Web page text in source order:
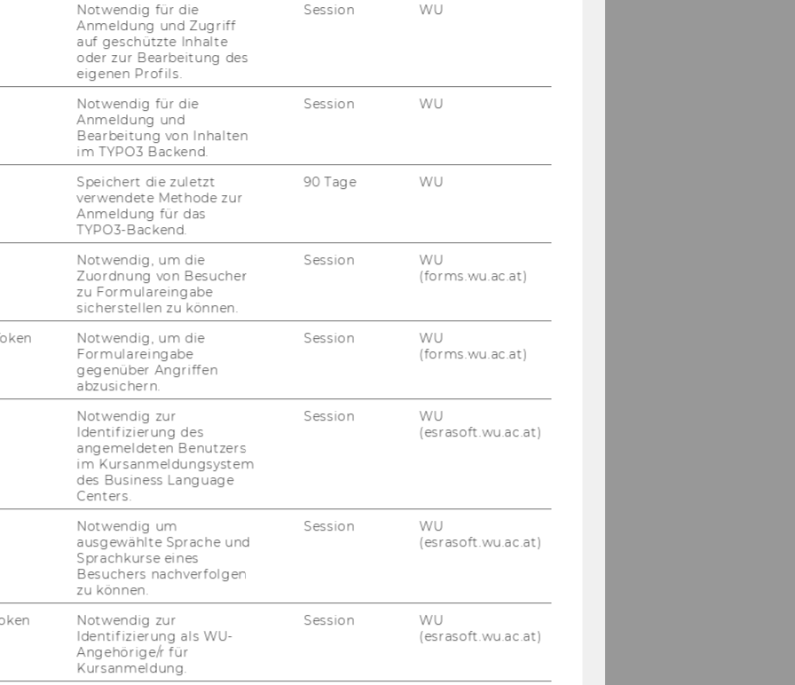
2025
"Em­pi­ri­cal Re­
of Trade"
2025
"Geo­po­li­tics
of FDI"
2024/25
Notwendig für die
Anmeldung und Zugriff
auf geschützte Inhalte
oder zur Bearbeitung des
eigenen Profils.
Session WU
Notwendig für die
Anmeldung und
Bearbeitung von Inhalten
im TYPO3 Backend.
Session WU
Speichert die zuletzt
verwendete Methode zur
Anmeldung für das
TYPO3-Backend.
90 Tage WU
Notwendig, um die
Zuordnung von Besucher
zu Formulareingabe
sicherstellen zu können.
Session
WU
(forms.wu.ac.at)
Notwendig, um die
Formulareingabe
gegenüber Angriffen
abzusichern.
Session
WU
(forms.wu.ac.at)
Notwendig zur
Identifizierung des
angemeldeten Benutzers
im Kursanmeldungsystem
des Business Language
Centers.
Session
WU
(esrasoft.wu.ac.at)
Notwendig um
ausgewählte Sprache und
Sprachkurse eines
Besuchers nachverfolgen
zu können.
Session
WU
(esrasoft.wu.ac.at)
Notwendig zur
Identifizierung als WU-
Angehörige/r für
Kursanmeldung.
Session
WU
(esrasoft.wu.ac.at)